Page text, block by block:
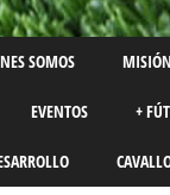
SOMOS
EVENTOS +